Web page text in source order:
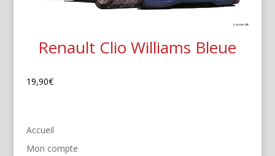
Renault Clio Williams Bleue
19,90€
Accueil
Mon compte